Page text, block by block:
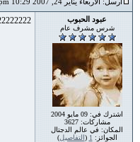
عبود الحبوب
شرس مشرف عام
اشترك في: 09 مايو 2004
مشاركات: 3627
المكان: في عالم الدجتال
الجوائز: 1
(التفاصيل)